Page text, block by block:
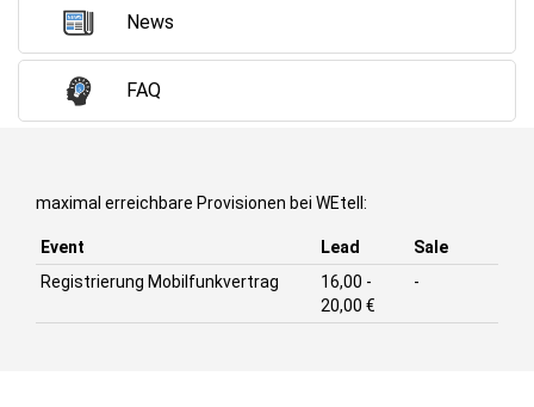
News
FAQ
maximal erreichbare Provisionen bei WEtell:
Event Lead
Sale
Registrierung Mobilfunkvertrag
16,00 -
20,00 €
-